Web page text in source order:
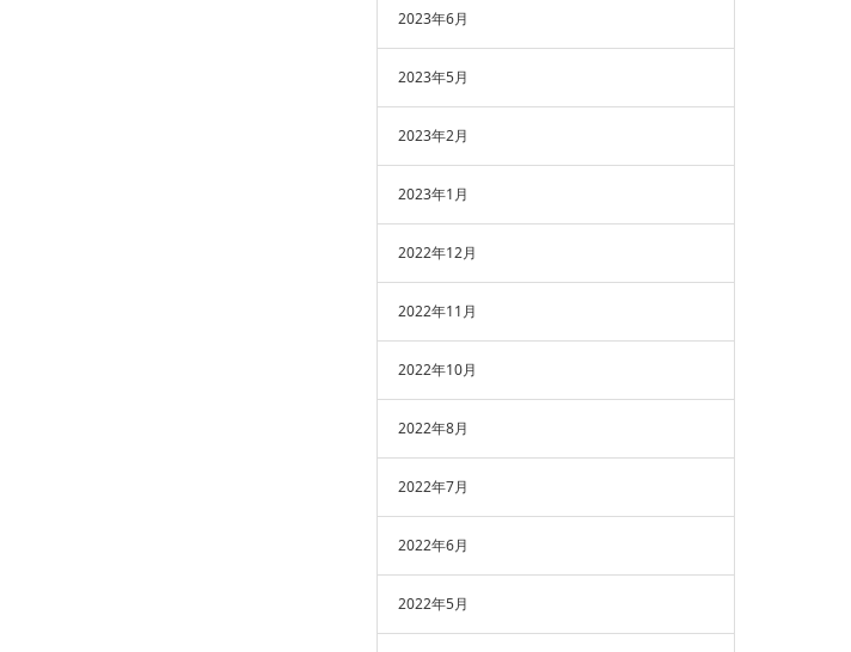
2023年6月
2023年5月
2023年2月
2023年1月
2022年12月
2022年11月
2022年10月
2022年8月
2022年7月
2022年6月
2022年5月